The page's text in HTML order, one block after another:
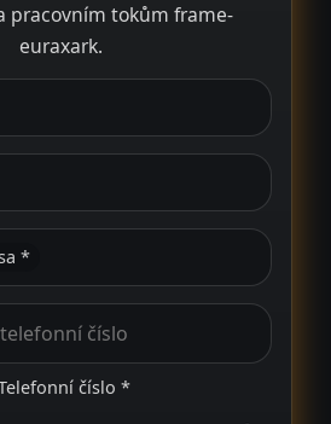
pracovním tokům frame-
euraxark.
*
číslo *